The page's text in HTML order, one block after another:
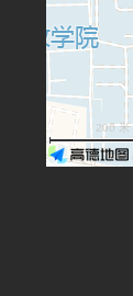
200 米